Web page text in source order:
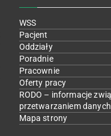
WSS
Pacjent
Oddziały
Poradnie
Pracownie
Oferty pracy
RODO – informacje
przetwarzaniem
Mapa strony